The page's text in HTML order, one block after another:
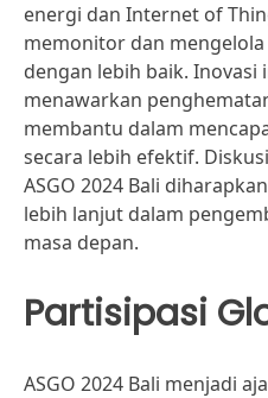
energi dan Internet of
memonitor dan
dengan lebih baik. Inovasi
menawarkan
membantu dalam
secara lebih efektif.
ASGO 2024 Bali
lebih lanjut dalam
masa depan.
Partisipasi
ASGO 2024 Bali menjadi